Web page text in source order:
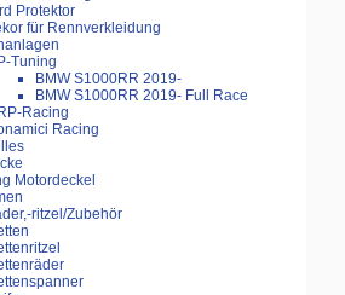
Protektor
für Rennverkleidung
Tuning
BMW S1000RR 2019-
BMW S1000RR 2019- Full Race
Racing
Racing
Motordeckel
ritzel/Zubehör